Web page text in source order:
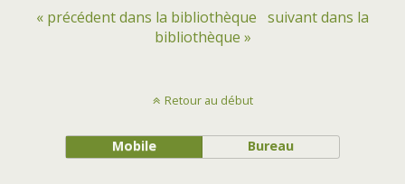
« précédent dans la bibliothèque suivant dans la
bibliothèque »
Retour au début
Mobile Bureau